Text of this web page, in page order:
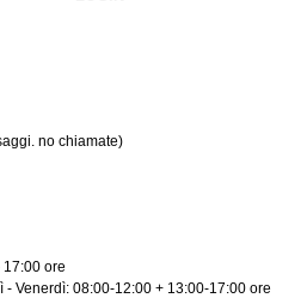
no chiamate)
17:00 ore
Venerdì: 08:00-12:00 + 13:00-17:00 ore